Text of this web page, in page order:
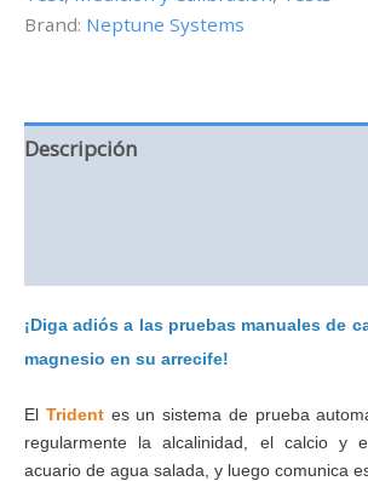
Agua
Brand: Neptune Systems
Descripción
¡Diga adiós a las pruebas manuales de
magnesio en su arrecife!
El Tridentes un sistema de prueba
regularmente la alcalinidad, el calcio y
acuario de agua salada, y luego comunica